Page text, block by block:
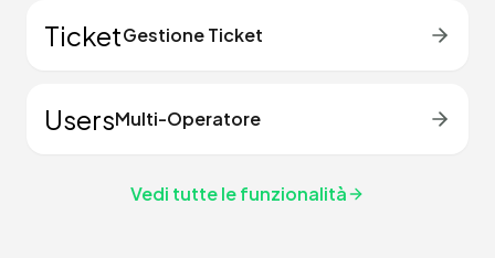
TicketGestione Ticket
UsersMulti-Operatore
Vedi tutte le funzionalità